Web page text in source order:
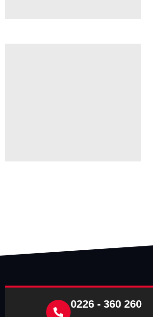
0226 - 360 260